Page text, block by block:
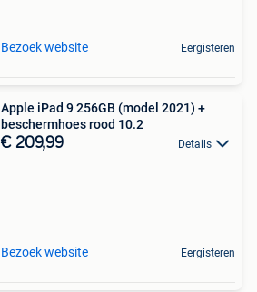
Bezoek website Eergisteren
Apple iPad 9 256GB (model 2021) +
beschermhoes rood 10.2
€ 209,99 Details
Bezoek website Eergisteren